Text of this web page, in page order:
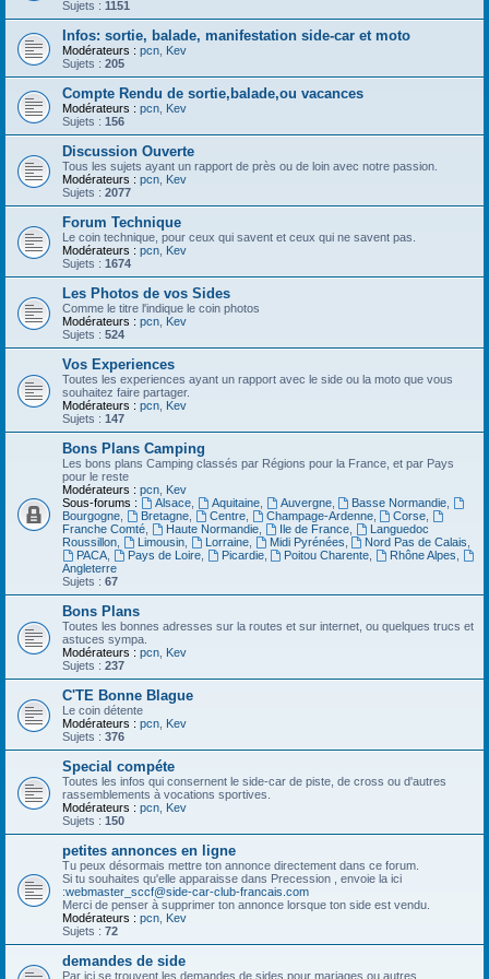
Sujets : 1151
Infos: sortie, balade, manifestation side-car et moto
Modérateurs : pcn Kev
Sujets : 205
Compte Rendu de sortie,balade,ou vacances
Modérateurs : pcn Kev
Sujets : 156
Discussion Ouverte
Tous les sujets ayant un rapport de près ou de loin avec notre passion.
Modérateurs : pcn Kev
Sujets : 2077
Forum Technique
Le coin technique, pour ceux qui savent et ceux qui ne savent pas.
Modérateurs : pcn Kev
Sujets : 1674
Les Photos de vos Sides
Comme le titre l'indique le coin photos
Modérateurs : pcn Kev
Sujets : 524
Vos Experiences
Toutes les experiences ayant un rapport avec le side ou la moto que vous
souhaitez faire partager.
Modérateurs : pcn Kev
Sujets : 147
Bons Plans Camping
Les bons plans Camping classés par Régions pour la France, et par Pays
pour le reste
Modérateurs : pcn Kev
Sous-forums :
Alsace, Aquitaine, Auvergne, Basse Normandie
Bourgogne
Bretagne, Centre, Champage-Ardenne, Corse
Franche Comté
Haute Normandie, Ile de France,
Languedoc
Roussillon
Limousin, Lorraine, Midi Pyrénées Nord Pas de Calais
PACA, Pays de Loire, Picardie, Poitou Charente Rhône Alpes
Angleterre
Sujets : 67
Bons Plans
Toutes les bonnes adresses sur la routes et sur internet, ou quelques trucs et
astuces sympa.
Modérateurs : pcn Kev
Sujets : 237
C'TE Bonne Blague
Le coin détente
Modérateurs : pcn Kev
Sujets : 376
Special compéte
Toutes les infos qui consernent le side-car de piste, de cross ou d'autres
rassemblements à vocations sportives.
Modérateurs : pcn Kev
Sujets : 150
petites annonces en ligne
Tu peux désormais mettre ton annonce directement dans ce forum.
Si tu souhaites qu'elle apparaisse dans Precession , envoie la ici
:webmaster_sccf@side-car-club-francais.com
Merci de penser à supprimer ton annonce lorsque ton side est vendu.
Modérateurs : pcn Kev
Sujets : 72
demandes de side
Par ici se trouvent les demandes de sides pour mariages ou autres